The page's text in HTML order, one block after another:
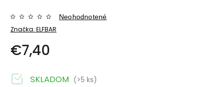
Značka: ELFBAR
Neohodnotené
€7,40
SKLADOM (>5 ks)